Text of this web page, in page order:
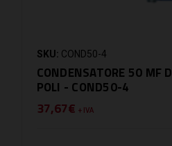
SKU: COND50-4
CONDENSATORE 50 MF
POLI - COND50-4
37,67€ + IVA